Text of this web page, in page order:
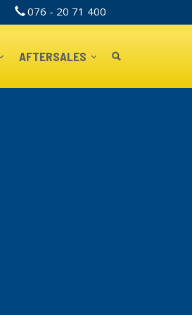
TOPBAR
076 - 20 71 400
AFTERSALES